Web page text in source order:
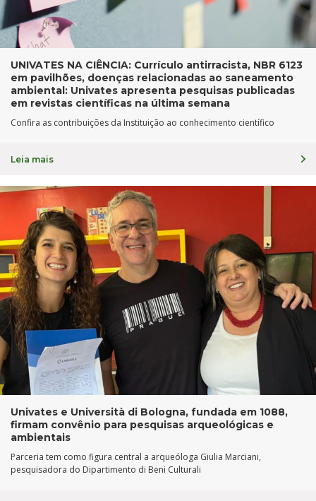
UNIVATES NA CIÊNCIA: Currículo antirracista, NBR 6123
em pavilhões, doenças relacionadas ao saneamento
ambiental: Univates apresenta pesquisas publicadas
em revistas científicas na última semana
Confira as contribuições da Instituição ao conhecimento científico
Leia mais
Univates e Università di Bologna, fundada em 1088,
firmam convênio para pesquisas arqueológicas e
ambientais
Parceria tem como figura central a arqueóloga Giulia Marciani,
pesquisadora do Dipartimento di Beni Culturali